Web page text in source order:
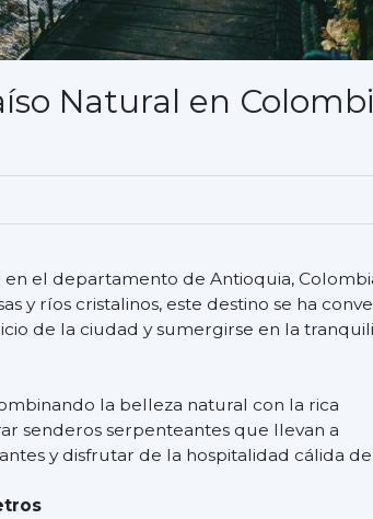
Natural en
el departamento de Antioquia,
y ríos cristalinos, este destino se ha
de la ciudad y sumergirse en la
la belleza natural con la rica
senderos serpenteantes que llevan a
y disfrutar de la hospitalidad cálida